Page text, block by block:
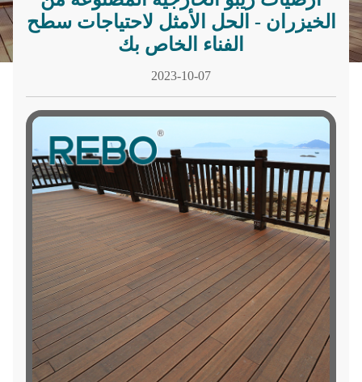
الخيزران - الحل الأمثل لاحتياجات سطح
الفناء الخاص بك
2023-10-07